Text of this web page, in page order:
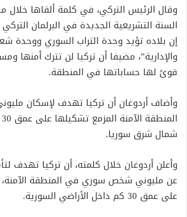
وقال الرئيس التركي، في كلمة ألقاها خلال
السنة التشريعية الجديدة في البرلمان
إن بلاده تؤيد وحدة التراب السوري ووحدة
والإدارية”، مضيفا أن تركيا لن تترك أمنها
قوىً لها حساباتها في المنطقة.
وأضاف أردوغان أن تركيا تهدف لإسكان
شمال شرق سوريا.
وأعلن أردوغان خلال كلمته، أن تركيا تهدف
عن مليوني شخص سوري في المنطقة الآمنة،
على عمق 30 كم داخل الأراضي السورية.